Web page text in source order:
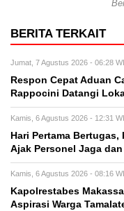
BERITA TERKAIT
Jumat, 7 Agustus 2026 - 06:28
Respon Cepat Aduan
Rappocini Datangi
Kamis, 6 Agustus 2026 - 12:31
Hari Pertama
Ajak Personel Jaga
Kamis, 6 Agustus 2026 - 08:16
Kapolrestabes
Aspirasi Warga